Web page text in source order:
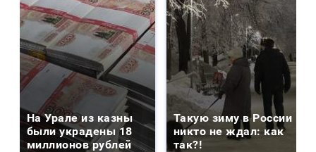
На Урале из казны
были украдены 18
миллионов рублей
Такую зиму в России
никто не ждал: как
так?!